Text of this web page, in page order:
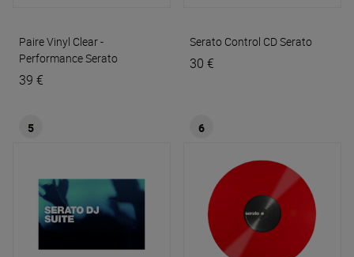
Paire Vinyl Clear -
PerformanceSerato
39 €
Serato Control CDSerato
30 €
5 6